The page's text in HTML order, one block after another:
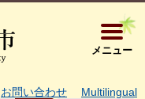
大阪府箕
メニュー
お問い合わせ Multilingual